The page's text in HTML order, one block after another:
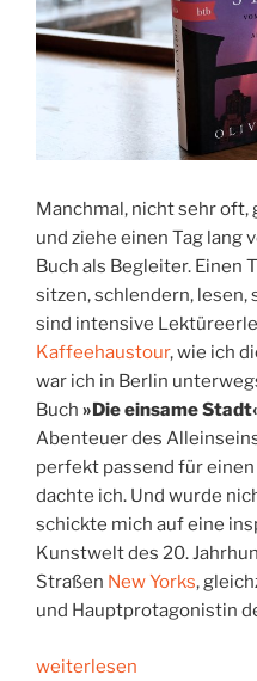
Manchmal, nicht sehr
und ziehe einen Tag lang
Buch als Begleiter. Einen
sitzen, schlendern, lesen,
sind intensive
Kaffeehaustour, wie ich
war ich in Berlin
Buch »Die einsame
Abenteuer des
perfekt passend für
dachte ich. Und wurde
schickte mich auf eine
Kunstwelt des 20.
Straßen New Yorks,
und Hauptprotagonistin
„Lesend
weiterlesen